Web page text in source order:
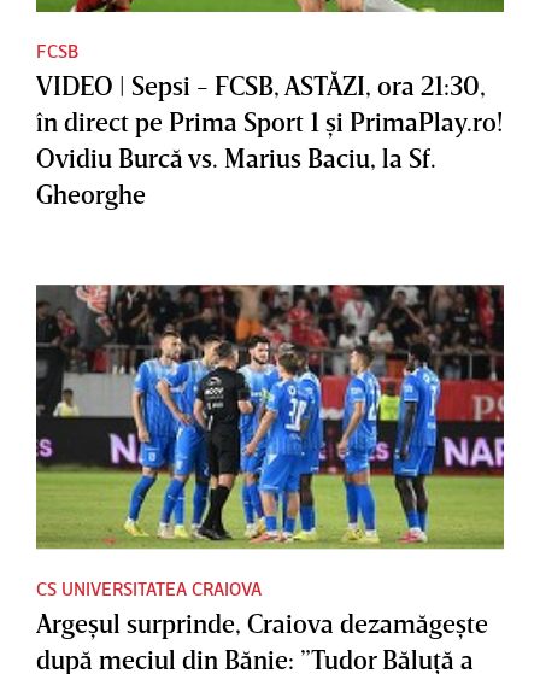
FCSB
VIDEO | Sepsi - FCSB, ASTĂZI, ora 21:30,
în direct pe Prima Sport 1 şi PrimaPlay.ro!
Ovidiu Burcă vs. Marius Baciu, la Sf.
Gheorghe
CS UNIVERSITATEA CRAIOVA
Argeşul surprinde, Craiova dezamăgeşte
după meciul din Bănie: ”Tudor Băluţă a